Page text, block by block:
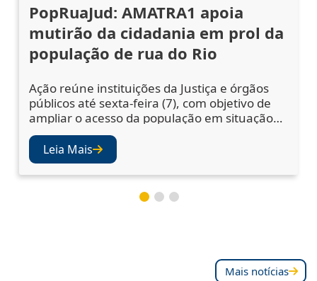
PopRuaJud: AMATRA1 apoia
mutirão da cidadania em prol da
população de rua do Rio
Ação reúne instituições da Justiça e órgãos
públicos até sexta-feira (7), com objetivo de
ampliar o acesso da população em situação
de rua a serviços essenciais A abertura da 5ª
edição do PopRuaJud-Rio reuniu
representantes do sistema de Justiça e de
órgãos públicos nesta quarta-feira (5), na
área externa da Catedral Metropolitana de
São Sebastião, no Centro do Rio, para
Leia Mais
Mais notícias